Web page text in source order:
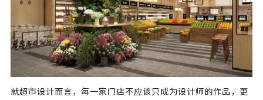
就超市设计而言，每一家门店不应该只成为设计师的作品，更